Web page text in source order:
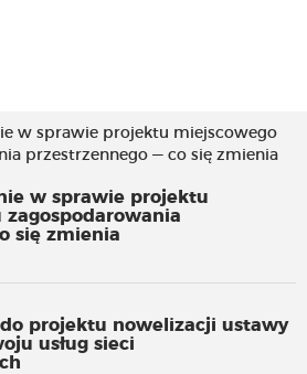
w sprawie projektu
się zmienia
do projektu nowelizacji ustawy
usług sieci